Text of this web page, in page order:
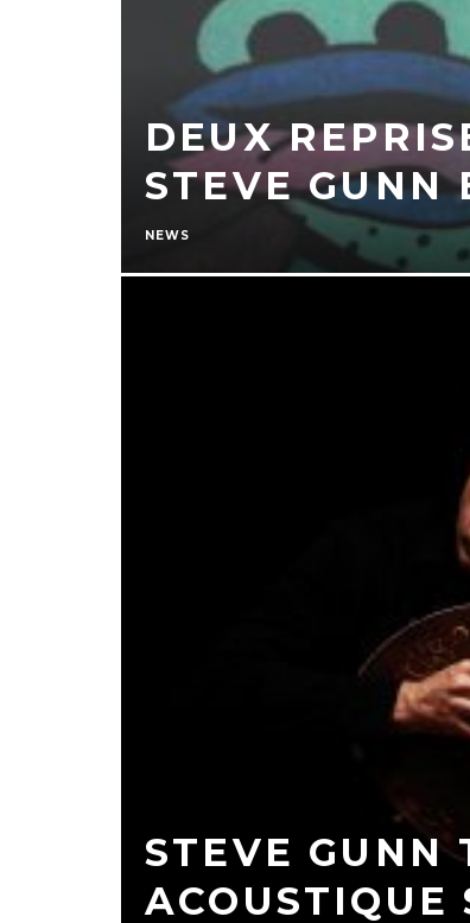
DEUX
STEVE GUNN
NEWS
STEVE GUNN
ACOUSTIQUE